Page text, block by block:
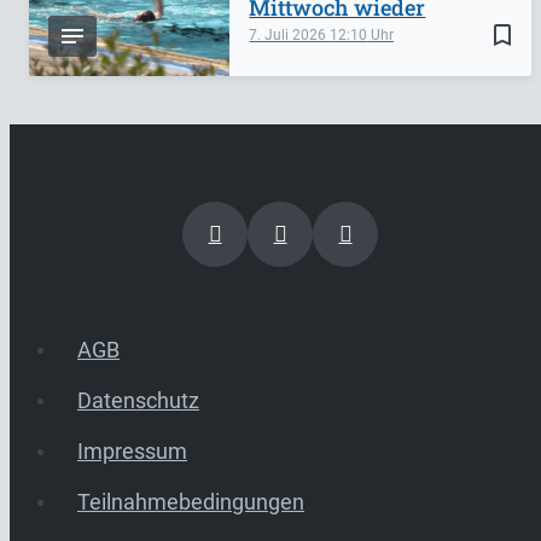
bookmark_border
7. Juli 2026 12:10
Mittwoch wieder
AGB
Datenschutz
Impressum
Teilnahmebedingungen